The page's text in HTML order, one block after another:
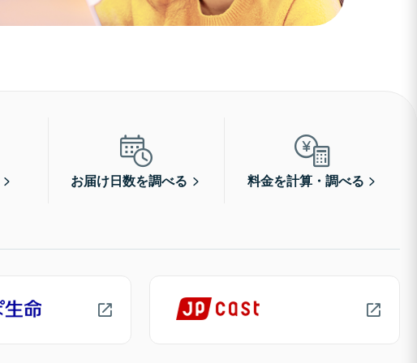
お届け日数を調べる 料金を計算・調べる